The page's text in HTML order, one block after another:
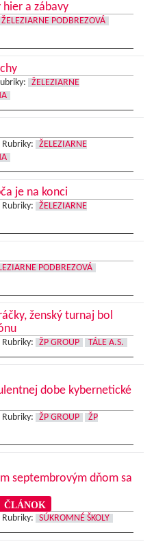
a zábavy
ŽELEZIARNE PODBREZOVÁ
ŽELEZIARNE
Rubriky:
ŽELEZIARNE
je na konci
Rubriky:
ŽELEZIARNE
PODBREZOVÁ
ženský turnaj bol
Rubriky: ŽP GROUP TÁLE A.S.
dobe kybernetické
Rubriky: ŽP GROUP
ŽP
septembrovým dňom sa
Rubriky: SÚKROMNÉ ŠKOLY